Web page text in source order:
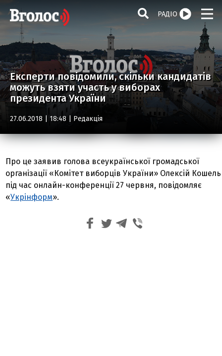
РАДІО
Експерти повідомили, скільки кандидатів
можуть взяти участь у виборах
президента України
27.06.2018 | 18:48 | Редакція
Про це заявив голова всеукраїнської громадської
організації «Комітет виборців України» Олексій Кошель
під час онлайн-конференції 27 червня, повідомляє
«Укрінформ».